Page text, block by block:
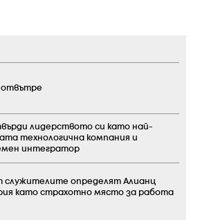
отвътре
лидерството си като най-
технологична компания и
интегратор
служителите определят Алианц
като страхотно място за работа